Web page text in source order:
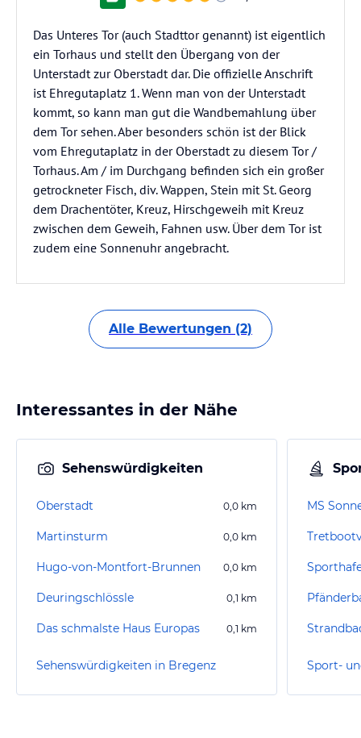
Das Unteres Tor (auch Stadttor genannt) ist eigentlich
ein Torhaus und stellt den Übergang von der
Unterstadt zur Oberstadt dar. Die offizielle Anschrift
ist Ehregutaplatz 1. Wenn man von der Unterstadt
kommt, so kann man gut die Wandbemahlung über
dem Tor sehen. Aber besonders schön ist der Blick
vom Ehregutaplatz in der Oberstadt zu diesem Tor /
Torhaus. Am / im Durchgang befinden sich ein großer
getrockneter Fisch, div. Wappen, Stein mit St. Georg
dem Drachentöter, Kreuz, Hirschgeweih mit Kreuz
zwischen dem Geweih, Fahnen usw. Über dem Tor ist
zudem eine Sonnenuhr angebracht.
Alle Bewertungen (2)
Interessantes in der Nähe
Sehenswürdigkeiten
Oberstadt 0,0 km
Martinsturm 0,0 km
Hugo-von-Montfort-Brunnen 0,0 km
Deuringschlössle 0,1 km
Das schmalste Haus Europas 0,1 km
Sehenswürdigkeiten in Bregenz
MS